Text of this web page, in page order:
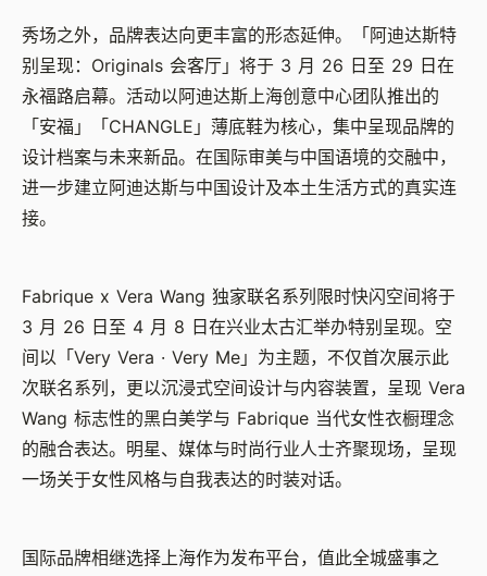
秀场之外，品牌表达向更丰富的形态延伸。「阿迪达斯特
别呈现： Originals 会客厅」将于 3 月 26 日至 29 日在
永福路启幕。活动以阿迪达斯上海创意中心团队推出的
「安福」「CHANGLE 」薄底鞋为核心，集中呈现品牌的
设计档案与未来新品。在国际审美与中国语境的交融中，
进一步建立阿迪达斯与中国设计及本土生活方式的真实连
接。
Fabrique x Vera Wang 独家联名系列限时快闪空间将于
3 月 26 日至 4 月 8 日在兴业太古汇举办特别呈现。空
间以「Very Vera · Very Me 」为主题，不仅首次展示此
次联名系列，更以沉浸式空间设计与内容装置，呈现 Vera
Wang 标志性的黑白美学与 Fabrique 当代女性衣橱理念
的融合表达。明星、媒体与时尚行业人士齐聚现场，呈现
一场关于女性风格与自我表达的时装对话。
国际品牌相继选择上海作为发布平台，值此全城盛事之